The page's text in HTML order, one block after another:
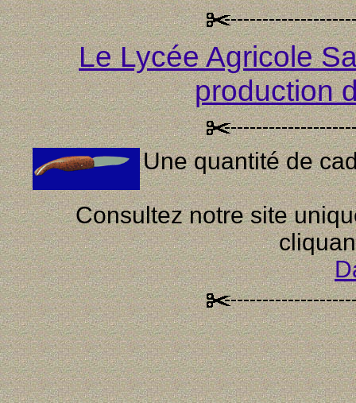
Le Lycée Agricole
production
Une quantité de
Consultez notre site